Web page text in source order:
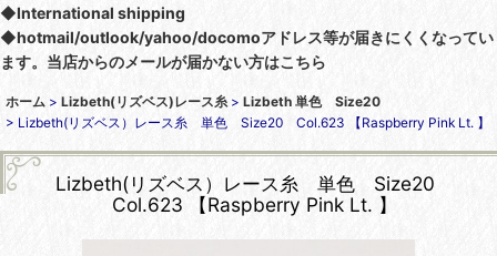
◆International shipping
◆hotmail/outlook/yahoo/docomoアドレス等が届きにくくなってい
ます。当店からのメールが届かない方はこちら
ホーム > Lizbeth(リズベス)レース糸 > Lizbeth 単色 Size20
> Lizbeth(リズベス）レース糸 単色 Size20 Col.623 【Raspberry Pink Lt. 】
Lizbeth(リズベス）レース糸 単色 Size20
Col.623 【Raspberry Pink Lt. 】